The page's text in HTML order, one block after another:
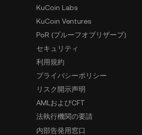
KuCoin Labs
KuCoin Ventures
PoR (プルーフオブリザーブ)
セキュリティ
利用規約
プライバシーポリシー
リスク開示声明
AMLおよびCFT
法執行機関の要請
内部告発用窓口